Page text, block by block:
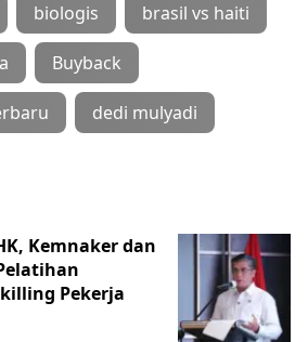
biologis brasil vs haiti
Buyback
dedi mulyadi
Kemnaker dan
Pekerja